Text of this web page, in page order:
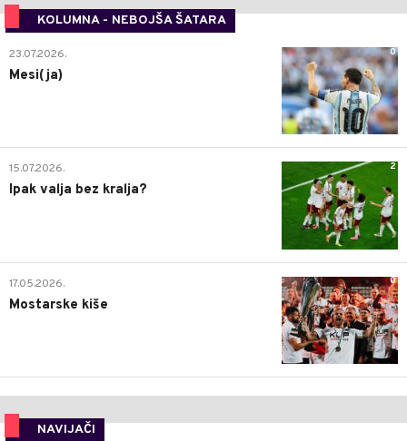
KOLUMNA - NEBOJŠA ŠATARA
0
23.07.2026.
Mesi(ja)
2
15.07.2026.
Ipak valja bez kralja?
0
17.05.2026.
Mostarske kiše
NAVIJAČI